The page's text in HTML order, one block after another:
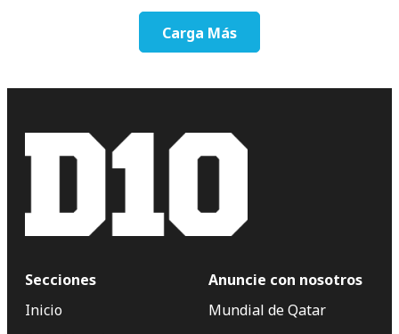
Carga Más
Secciones
Inicio
Anuncie con nosotros
Mundial de Qatar